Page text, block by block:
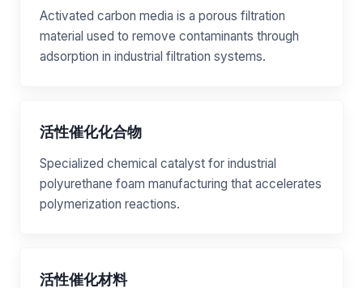
Activated carbon media is a porous filtration
material used to remove contaminants through
adsorption in industrial filtration systems.
活性催化化合物
Specialized chemical catalyst for industrial
polyurethane foam manufacturing that accelerates
polymerization reactions.
活性催化材料